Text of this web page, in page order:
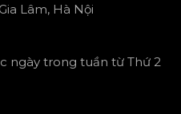
Lâm, Hà Nội
ngày trong tuần từ Thứ 2